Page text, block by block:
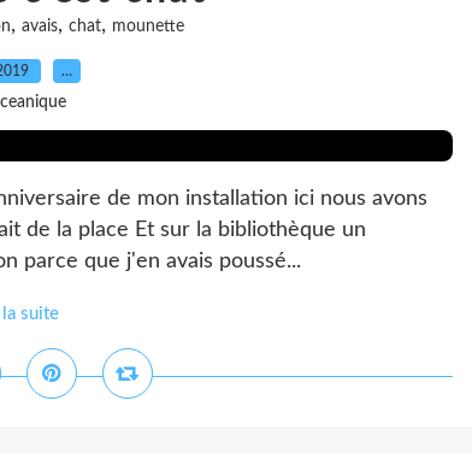
, avais, chat, mounette
…
de mon installation ici nous avons
de la place Et sur la bibliothèque un
parce que j'en avais poussé...
la suite